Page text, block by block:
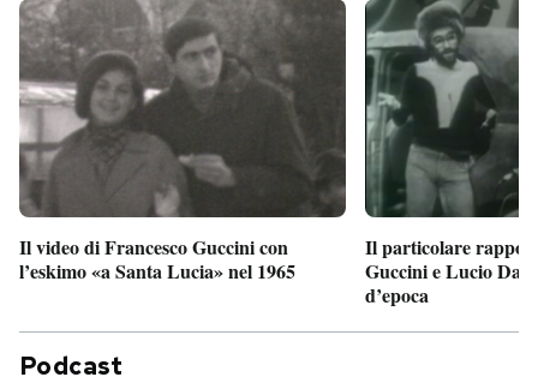
Il video di Francesco Guccini con
l’eskimo «a Santa Lucia» nel 1965
Il particolare
Guccini e Lucio
d’epoca
Podcast